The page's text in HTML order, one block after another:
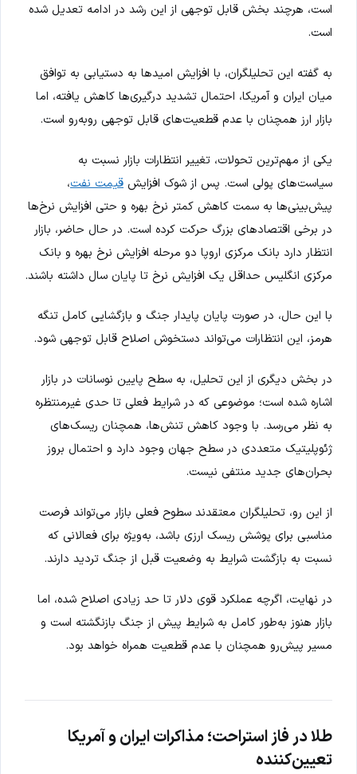
است، هرچند بخش قابل توجهی از این رشد در ادامه تعدیل شده
است.
به گفته این تحلیلگران، با افزایش امیدها به دستیابی به توافق
میان ایران و آمریکا، احتمال تشدید درگیری‌ها کاهش یافته، اما
بازار ارز همچنان با عدم قطعیت‌های قابل توجهی روبه‌رو است.
یکی از مهم‌ترین تحولات، تغییر انتظارات بازار نسبت به
سیاست‌های پولی است. پس از شوک افزایش قیمت نفت،
پیش‌بینی‌ها به سمت کاهش کمتر نرخ بهره و حتی افزایش نرخ‌ها
در برخی اقتصادهای بزرگ حرکت کرده است. در حال حاضر، بازار
انتظار دارد بانک مرکزی اروپا دو مرحله افزایش نرخ بهره و بانک
مرکزی انگلیس حداقل یک افزایش نرخ تا پایان سال داشته باشند.
با این حال، در صورت پایان پایدار جنگ و بازگشایی کامل تنگه
هرمز، این انتظارات می‌تواند دستخوش اصلاح قابل توجهی شود.
در بخش دیگری از این تحلیل، به سطح پایین نوسانات در بازار
اشاره شده است؛ موضوعی که در شرایط فعلی تا حدی غیرمنتظره
به نظر می‌رسد. با وجود کاهش تنش‌ها، همچنان ریسک‌های
ژئوپلیتیک متعددی در سطح جهان وجود دارد و احتمال بروز
بحران‌های جدید منتفی نیست.
از این رو، تحلیلگران معتقدند سطوح فعلی بازار می‌تواند فرصت
مناسبی برای پوشش ریسک ارزی باشد، به‌ویژه برای فعالانی که
نسبت به بازگشت شرایط به وضعیت قبل از جنگ تردید دارند.
در نهایت، اگرچه عملکرد قوی دلار تا حد زیادی اصلاح شده، اما
بازار هنوز به‌طور کامل به شرایط پیش از جنگ بازنگشته است و
مسیر پیش‌رو همچنان با عدم قطعیت همراه خواهد بود.
طلا در فاز استراحت؛ مذاکرات ایران و آمریکا
تعیین‌کننده